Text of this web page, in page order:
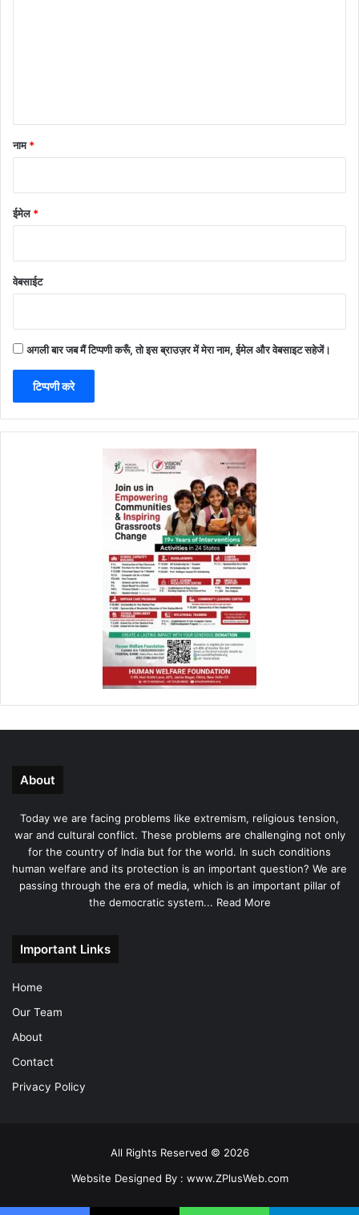
नाम*
ईमेल*
वेबसाईट
अगली बार जब मैं टिप्पणी करूँ, तो इस ब्राउज़र में मेरा नाम, ईमेल और वेबसाइट सहेजें।
About
Today we are facing problems like extremism, religious tension,
war and cultural conflict. These problems are challenging not only
for the country of India but for the world. In such conditions
human welfare and its protection is an important question? We are
passing through the era of media, which is an important pillar of
the democratic system... Read More
Important Links
Home
Our Team
About
Contact
Privacy Policy
All Rights Reserved © 2026
Website Designed By : www.ZPlusWeb.com